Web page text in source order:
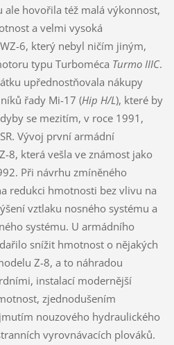
hovořila též malá výkonnost,
a velmi vysoká
6, který nebyl ničím jiným,
typu Turboméca Turmo IIIC.
upřednostňovala nákupy
řady Mi-17 (Hip H/L), které by
se mezitím, v roce 1991,
Vývoj první armádní
8, která vešla ve známost jako
Při návrhu zmíněného
redukci hmotnosti bez vlivu na
vztlaku nosného systému a
systému. U armádního
snížit hmotnost o nějakých
Z-8, a to náhradou
instalací modernější
zjednodušením
nouzového hydraulického
vyrovnávacích plováků.